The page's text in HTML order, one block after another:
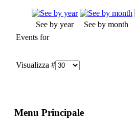
See by year See by month
Events for
Visualizza #
Menu Principale